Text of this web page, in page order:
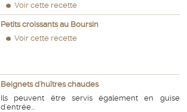
Voir cette recette
Petits croissants au Boursin
Voir cette recette
Beignets d'huîtres chaudes
Ils peuvent être servis également en guise
d'entrée...